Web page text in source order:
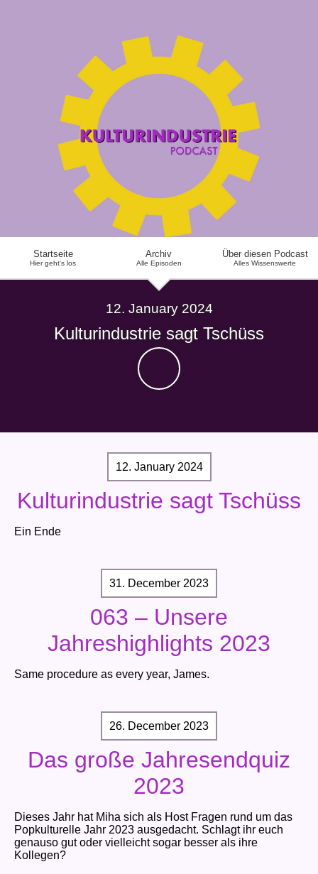
Startseite
Hier geht's los
Archiv
Alle Episoden
Über diesen Podcast
Alles Wissenswerte
12. January 2024
Kulturindustrie sagt Tschüss
12. January 2024
Kulturindustrie sagt Tschüss
Ein Ende
31. December 2023
063 – Unsere
Jahreshighlights 2023
Same procedure as every year, James.
26. December 2023
Das große Jahresendquiz
2023
Dieses Jahr hat Miha sich als Host Fragen rund um das
Popkulturelle Jahr 2023 ausgedacht. Schlagt ihr euch
genauso gut oder vielleicht sogar besser als ihre
Kollegen?